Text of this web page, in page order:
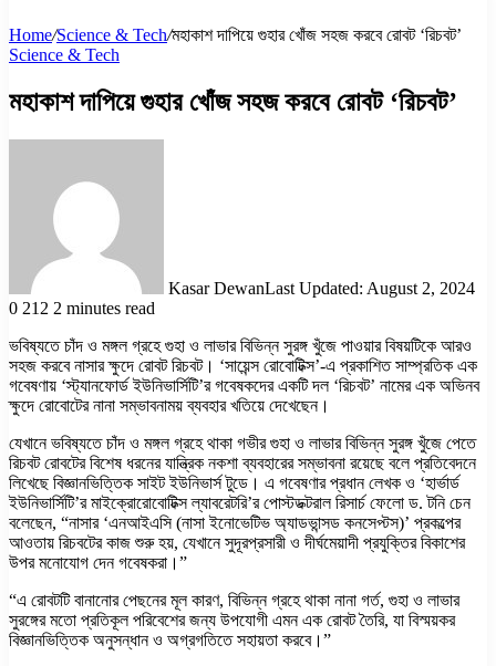
Home/Science & Tech/মহাকাশ দাপিয়ে গুহার খোঁজ সহজ করবে রোবট ‘রিচবট’
Science & Tech
মহাকাশ দাপিয়ে গুহার খোঁজ সহজ করবে রোবট ‘রিচবট’
Kasar DewanLast Updated: August 2, 2024
0 212 2 minutes read
ভবিষ্যতে চাঁদ ও মঙ্গল গ্রহে গুহা ও লাভার বিভিন্ন সুরঙ্গ খুঁজে পাওয়ার বিষয়টিকে আরও
সহজ করবে নাসার ক্ষুদে রোবট রিচবট। ‘সায়েন্স রোবোটিক্স’-এ প্রকাশিত সাম্প্রতিক এক
গবেষণায় ‘স্ট্যানফোর্ড ইউনিভার্সিটি’র গবেষকদের একটি দল ‘রিচবট’ নামের এক অভিনব
ক্ষুদে রোবোটের নানা সম্ভাবনাময় ব্যবহার খতিয়ে দেখেছেন।
যেখানে ভবিষ্যতে চাঁদ ও মঙ্গল গ্রহে থাকা গভীর গুহা ও লাভার বিভিন্ন সুরঙ্গ খুঁজে পেতে
রিচবট রোবটের বিশেষ ধরনের যান্ত্রিক নকশা ব্যবহারের সম্ভাবনা রয়েছে বলে প্রতিবেদনে
লিখেছে বিজ্ঞানভিত্তিক সাইট ইউনিভার্স টুডে। এ গবেষণার প্রধান লেখক ও ‘হার্ভার্ড
ইউনিভার্সিটি’র মাইক্রোরোবোটিক্স ল্যাবরেটরি’র পোস্টডক্টরাল রিসার্চ ফেলো ড. টনি চেন
বলেছেন, “নাসার ‘এনআইএসি (নাসা ইনোভেটিভ অ্যাডভান্সড কনসেপ্টস)’ প্রকল্পের
আওতায় রিচবটের কাজ শুরু হয়, যেখানে সুদূরপ্রসারী ও দীর্ঘমেয়াদী প্রযুক্তির বিকাশের
উপর মনোযোগ দেন গবেষকরা।”
“এ রোবটটি বানানোর পেছনের মূল কারণ, বিভিন্ন গ্রহে থাকা নানা গর্ত, গুহা ও লাভার
সুরঙ্গের মতো প্রতিকূল পরিবেশের জন্য উপযোগী এমন এক রোবট তৈরি, যা বিস্ময়কর
বিজ্ঞানভিত্তিক অনুসন্ধান ও অগ্রগতিতে সহায়তা করবে।”